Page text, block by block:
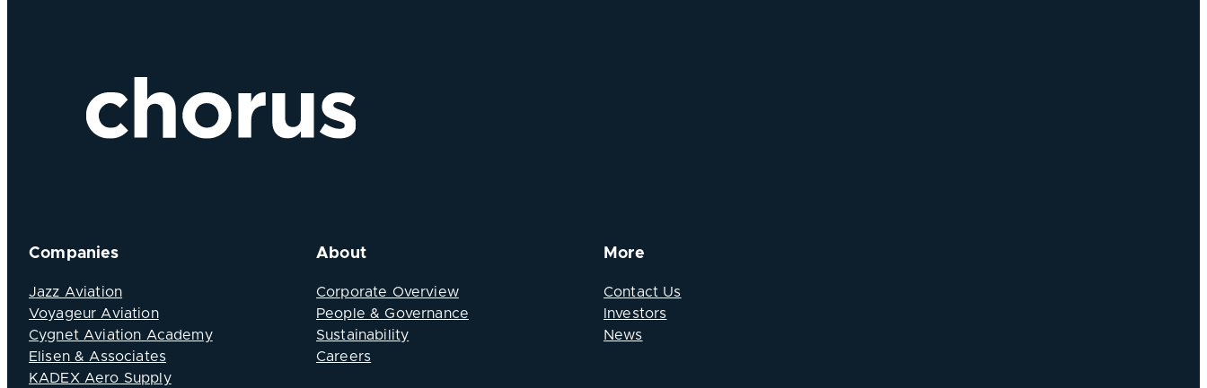
Companies
Jazz Aviation
Voyageur Aviation
Cygnet Aviation Academy
Elisen & Associates
KADEX Aero Supply
About
Corporate Overview
People & Governance
Sustainability
Careers
More
Contact Us
Investors
News